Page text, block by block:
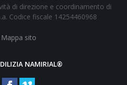
di direzione e coordinamento di
Codice fiscale 14254460968
Mappa sito
NAMIRIAL®